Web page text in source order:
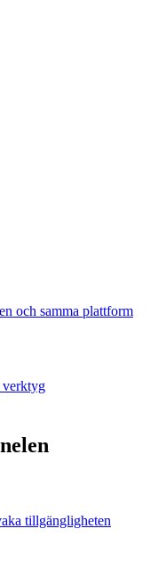
och samma plattform
verktyg
tillgängligheten